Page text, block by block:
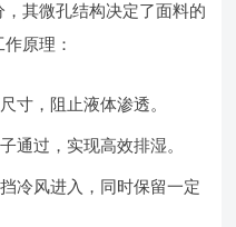
其微孔结构决定了面料的
原理：
寸，阻止液体渗透。
通过，实现高效排湿。
冷风进入，同时保留一定